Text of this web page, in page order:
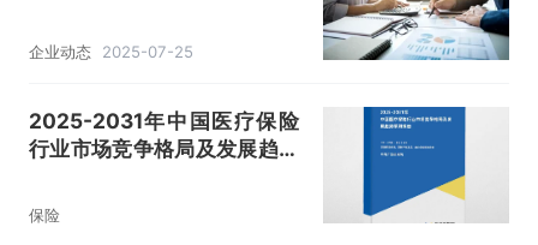
企业动态 2025-07-25
2025-2031年中国医疗保险
行业市场竞争格局及发展趋势
保险